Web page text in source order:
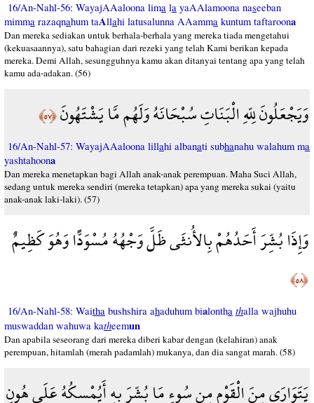
16/An-Nahl-56: WayajAAaloona lima la yaAAlamoona naseeban
mimma razaqnahum taAllahi latusalunna AAamma kuntum taftaroona
Dan mereka sediakan untuk berhala-berhala yang mereka tiada mengetahui
(kekuasaannya), satu bahagian dari rezeki yang telah Kami berikan kepada
mereka. Demi Allah, sesungguhnya kamu akan ditanyai tentang apa yang telah
kamu ada-adakan. (56)
وَيَجْعَلُونَ لِلّهِ الْبَنَاتِ سُبْحَانَهُ وَلَهُم مَّا يَشْتَهُونَ﴿٥٧﴾
16/An-Nahl-57: WayajAAaloona lillahi albanati subhanahu walahum ma
yashtahoona
Dan mereka menetapkan bagi Allah anak-anak perempuan. Maha Suci Allah,
sedang untuk mereka sendiri (mereka tetapkan) apa yang mereka sukai (yaitu
anak-anak laki-laki). (57)
وَإِذَا بُشِّرَ أَحَدُهُمْ بِالأُنثَى ظَلَّ وَجْهُهُ مُسْوَدًّا وَهُوَ كَظِيمٌ
﴿٥٨﴾
16/An-Nahl-58: Waitha bushshira ahaduhum bialontha thalla wajhuhu
muswaddan wahuwa katheemun
Dan apabila seseorang dari mereka diberi kabar dengan (kelahiran) anak
perempuan, hitamlah (merah padamlah) mukanya, dan dia sangat marah. (58)
يَتَوَارَى مِنَ الْقَوْمِ مِن سُوءِ مَا بُشِّرَ بِهِ أَيُمْسِكُهُ عَلَى هُونٍ